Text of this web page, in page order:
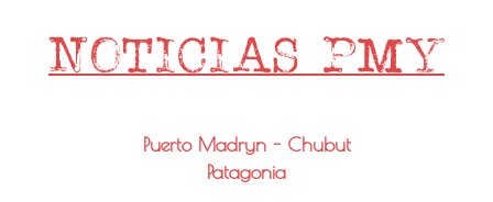
Puerto Madryn - Chubut
Patagonia